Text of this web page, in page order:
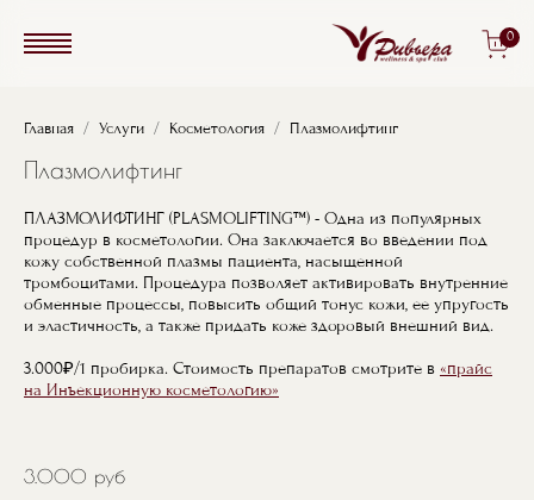
0
Строка навигации
Главная Услуги Косметология Плазмолифтинг
Плазмолифтинг
ПЛАЗМОЛИФТИНГ (PLASMOLIFTING™) - Одна из популярных
процедур в косметологии. Она заключается во введении под
кожу собственной плазмы пациента, насыщенной
тромбоцитами. Процедура позволяет активировать внутренние
обменные процессы, повысить общий тонус кожи, ее упругость
и эластичность, а также придать коже здоровый внешний вид.
3.000₽/1 пробирка. Стоимость препаратов смотрите в «прайс
на Инъекционную косметологию»
3.000 руб